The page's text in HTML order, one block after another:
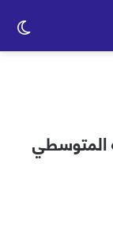
المتوسطي